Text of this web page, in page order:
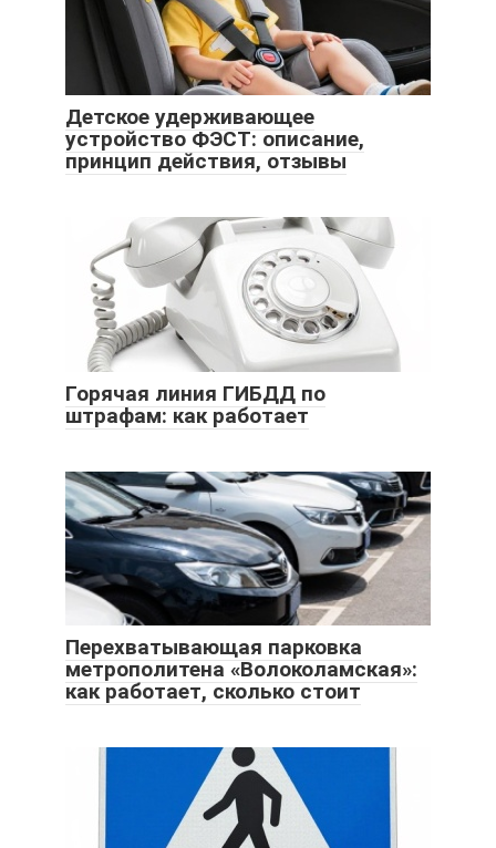
Детское удерживающее
устройство ФЭСТ: описание,
принцип действия, отзывы
Горячая линия ГИБДД по
штрафам: как работает
Перехватывающая парковка
метрополитена «Волоколамская»:
как работает, сколько стоит